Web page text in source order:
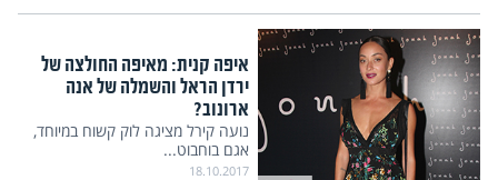
איפה קנית: מאיפה החולצה של
ירדן הראל והשמלה של אנה
ארונוב?
נועה קירל מציגה לוק קשוח במיוחד,
אגם בוחבוט...
18.10.2017